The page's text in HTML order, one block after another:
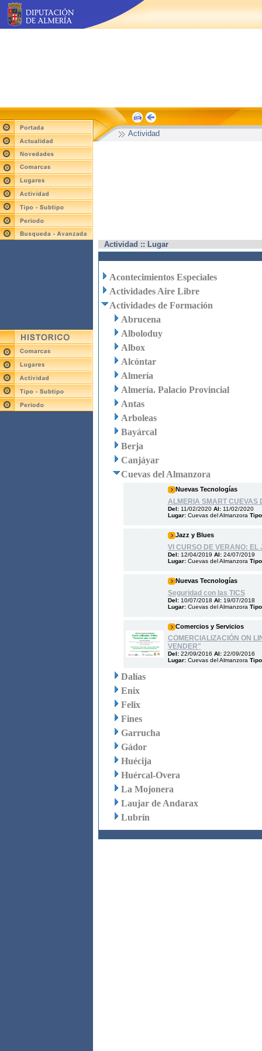
Actividad
Actividad :: Lugar
Acontecimientos Especiales
Actividades Aire Libre
Actividades de Formación
Abrucena
Alboloduy
Albox
Alcóntar
Almería
Almería. Palacio Provincial
Antas
Arboleas
Bayárcal
Berja
Canjáyar
Cuevas del Almanzora
Nuevas Tecnologías
ALMERIA SMART CUEVAS
Del: 11/02/2020 Al: 11/02/2020
Lugar: Cuevas del Almanzora
Jazz y Blues
VI CURSO DE VERANO:
Del: 12/04/2019 Al: 24/07/2019
Lugar: Cuevas del Almanzora
Nuevas Tecnologías
Seguridad con las TICS
Del: 10/07/2018 Al: 19/07/2018
Lugar: Cuevas del Almanzora
Comercios y Servicios
COMERCIALIZACIÓN ON
VENDER"
Del: 22/09/2016 Al: 22/09/2016
Lugar: Cuevas del Almanzora
Dalías
Enix
Felix
Fines
Garrucha
Gádor
Huécija
Huércal-Overa
La Mojonera
Laujar de Andarax
Lubrín